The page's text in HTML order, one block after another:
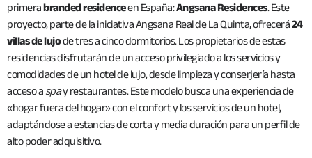
primerabranded residenceen España:Angsana Residences. Este
proyecto, parte de la iniciativa Angsana Real de La Quinta, ofrecerá24
villas de lujode tres a cinco dormitorios. Los propietarios de estas
residencias disfrutarán de un acceso privilegiado a los servicios y
comodidades de un hotel de lujo, desde limpieza y conserjería hasta
acceso a spay restaurantes. Este modelo busca una experiencia de
«hogar fuera del hogar» con el confort y los servicios de un hotel,
adaptándose a estancias de corta y media duración para un perfil de
alto poder adquisitivo.